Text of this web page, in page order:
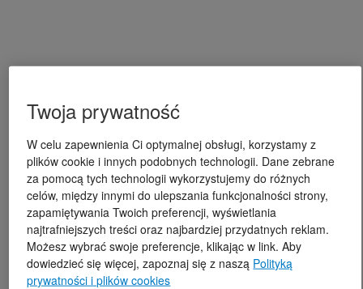
Twoja prywatność
W celu zapewnienia Ci optymalnej obsługi, korzystamy z
plików cookie i innych podobnych technologii. Dane zebrane
za pomocą tych technologii wykorzystujemy do różnych
celów, między innymi do ulepszania funkcjonalności strony,
zapamiętywania Twoich preferencji, wyświetlania
najtrafniejszych treści oraz najbardziej przydatnych reklam.
Możesz wybrać swoje preferencje, klikając w link. Aby
dowiedzieć się więcej, zapoznaj się z naszą Polityką
prywatności i plików cookies